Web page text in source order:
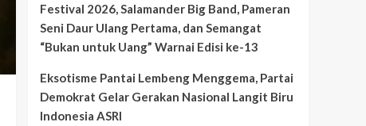
Festival 2026, Salamander Big Band, Pameran
Seni Daur Ulang Pertama, dan Semangat
“Bukan untuk Uang” Warnai Edisi ke-13
Eksotisme Pantai Lembeng Menggema, Partai
Demokrat Gelar Gerakan Nasional Langit Biru
Indonesia ASRI